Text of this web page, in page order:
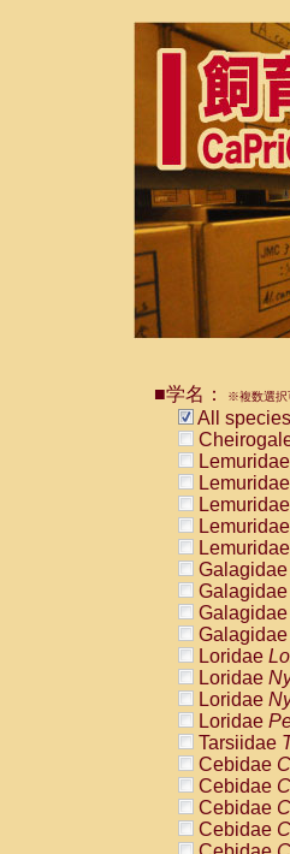
■学名： ※複数選択
All species
Lemuridae
Lemuridae
Lemuridae
Lemuridae
Lemuridae
Galagidae
Galagidae
Galagidae
Galagidae
Loridae
Loridae
Loridae
Loridae
Tarsiidae
Cebidae
Cebidae
Cebidae
Cebidae